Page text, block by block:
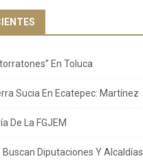
En Toluca
Sucia En Ecatepec: Martínez
De La FGJEM
Diputaciones Y Alcaldías